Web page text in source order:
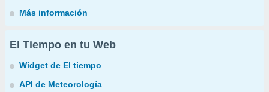
Más información
El Tiempo en tu Web
Widget de El tiempo
API de Meteorología